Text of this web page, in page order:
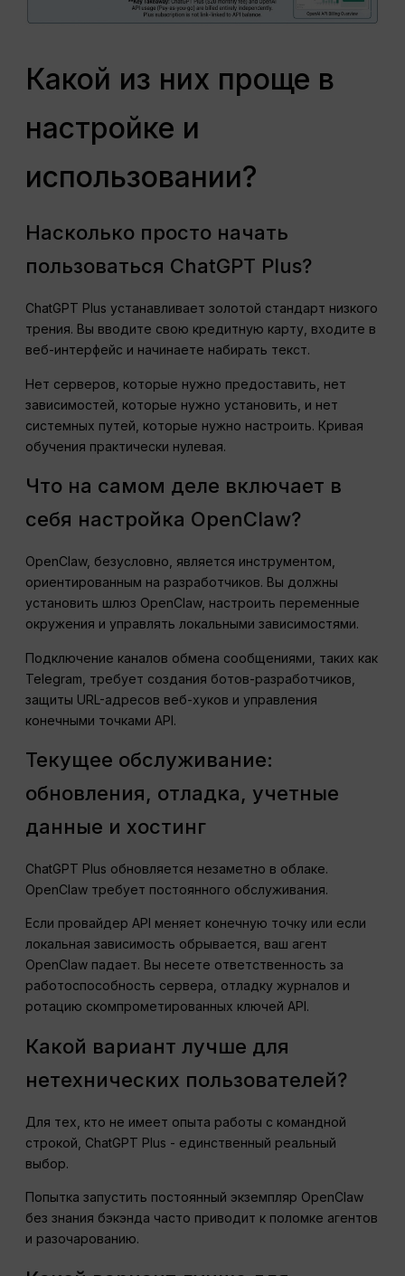
Какой из них проще в
настройке и
использовании?
Насколько просто начать
пользоваться ChatGPT Plus?
ChatGPT Plus устанавливает золотой стандарт низкого
трения. Вы вводите свою кредитную карту, входите в
веб-интерфейс и начинаете набирать текст.
Нет серверов, которые нужно предоставить, нет
зависимостей, которые нужно установить, и нет
системных путей, которые нужно настроить. Кривая
обучения практически нулевая.
Что на самом деле включает в
себя настройка OpenClaw?
OpenClaw, безусловно, является инструментом,
ориентированным на разработчиков. Вы должны
установить шлюз OpenClaw, настроить переменные
окружения и управлять локальными зависимостями.
Подключение каналов обмена сообщениями, таких как
Telegram, требует создания ботов-разработчиков,
защиты URL-адресов веб-хуков и управления
конечными точками API.
Текущее обслуживание:
обновления, отладка, учетные
данные и хостинг
ChatGPT Plus обновляется незаметно в облаке.
OpenClaw требует постоянного обслуживания.
Если провайдер API меняет конечную точку или если
локальная зависимость обрывается, ваш агент
OpenClaw падает. Вы несете ответственность за
работоспособность сервера, отладку журналов и
ротацию скомпрометированных ключей API.
Какой вариант лучше для
нетехнических пользователей?
Для тех, кто не имеет опыта работы с командной
строкой, ChatGPT Plus - единственный реальный
выбор.
Попытка запустить постоянный экземпляр OpenClaw
без знания бэкэнда часто приводит к поломке агентов
и разочарованию.